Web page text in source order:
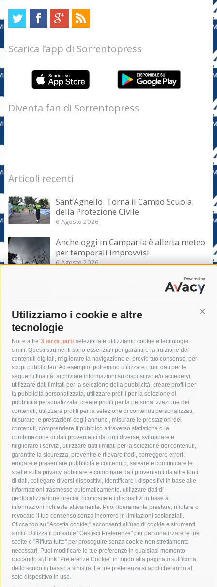
Utilizziamo i cookie e altre
tecnologie
Noi e altre 3 terze parti selezionate utilizziamo cookie e tecnologie
simili. Questi strumenti sono essenziali per garantire la fruizione dei
contenuti digitali, migliorare la navigazione e, previo tuo consenso, per
scopi pubblicitari. Ad esempio, potremmo utilizzare i tuoi dati per le
seguenti finalità: archiviare informazioni su dispositivo e/o accedervi,
utilizzare dati limitati per la selezione della pubblicità, creare profili per
la pubblicità personalizzata, utilizzare profili per la selezione di
pubblicità personalizzata, creare profili per la personalizzazione dei
contenuti, utilizzare profili per la selezione di contenuti personalizzati,
misurare le prestazioni degli annunci, misurare le prestazioni dei
contenuti, comprendere il pubblico attraverso statistiche o la
combinazione di dati provenienti da fonti diverse, sviluppare e
migliorare i servizi, utilizzare dati limitati per la selezione dei contenuti,
garantire la sicurezza, prevenire e rilevare frodi, correggere errori,
erogare e presentare pubblicità e contenuto, salvare e comunicare le
scelte sulla privacy, abbinare e combinare dati provenienti da altre fonti
di dati, collegare diversi dispositivi, identificare i dispositivi in base alle
informazioni trasmesse automaticamente, utilizzare dati di
geolocalizzazione precisi, riconoscere i dispositivi in base a
informazioni richieste attivamente. Puoi liberamente prestare, rifiutare o
revocare il tuo consenso senza incorrere in limitazioni sostanziali.
Cliccando su "Accetta cookie," acconsenti all'uso di cookie e strumenti
simili. Utilizza il pulsante "Gestisci Preferenze" per personalizzare le tue
scelte o "Rifiuta tutto" per proseguire senza cookie non strettamente
necessari. Puoi modificare le tue preferenze in qualsiasi momento
cliccando sul link "Preferenze Cookie" in fondo alla pagina o sull'icona
dello scudo in basso a sinistra. Le tue preferenze si applicheranno al
solo dispositivo in uso.
Scarica l’app di Sorrentopress
Diventa fan di Sorrentopress
Articoli recenti
Sant’Agnello. Torna il Campo Scuola
della Protezione Civile
6 Agosto 2026
Anche oggi in Campania è allerta meteo
per temporali improvvisi
6 Agosto 2026
Domani e sabato interrotta la linea Eav
Napoli-Sorrento
Tag
acqua allerta meteo
anas
area marina protetta di punta campanella
arresto
Asl Napoli 3 sud
capitaneria di porto capri
carabinieri
castellammare di stabia
circumvesuviana
comune di sorrento
concerto
contagi
costiera amalfitana
covid-19 eav
elezioni
fondazione sorrento
gori guardia costiera
incidente
lavori
lorenzo balducelli mare
massa lubrense
massimo coppola
Meta napoli
ordinanza
penisola sorrentina
piano di sorrento
polizia municipale
protezione civile
Regione Campania
sant'agnello
sindaco cuomo
sorrento studenti temporali
treni
turismo
Vico Equense villa fiorentino vincenzo de luca